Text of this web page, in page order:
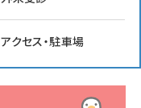
アクセス・駐車場